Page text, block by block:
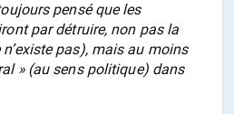
pensé que les
par détruire, non pas la
n’existe pas), mais au moins
» (au sens politique) dans